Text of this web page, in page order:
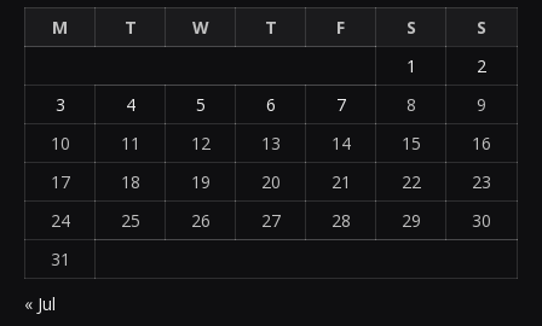
M
T W T F S
S
1
2
3
4 5 6 7 8
9
10
11 12 13 14 15
16
17
18 19 20 21 22
23
24
25 26 27 28 29
30
31
« Jul